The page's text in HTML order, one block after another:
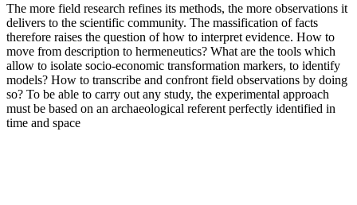
The more field research refines its methods, the more observations it
delivers to the scientific community. The massification of facts
therefore raises the question of how to interpret evidence. How to
move from description to hermeneutics? What are the tools which
allow to isolate socio-economic transformation markers, to identify
models? How to transcribe and confront field observations by doing
so? To be able to carry out any study, the experimental approach
must be based on an archaeological referent perfectly identified in
time and space